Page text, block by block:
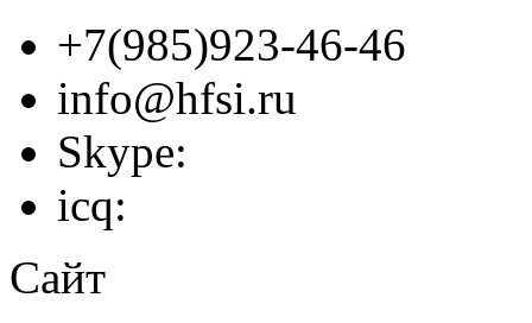
+7(985)923-46-46
info@hfsi.ru
Skype:
icq:
Сайт